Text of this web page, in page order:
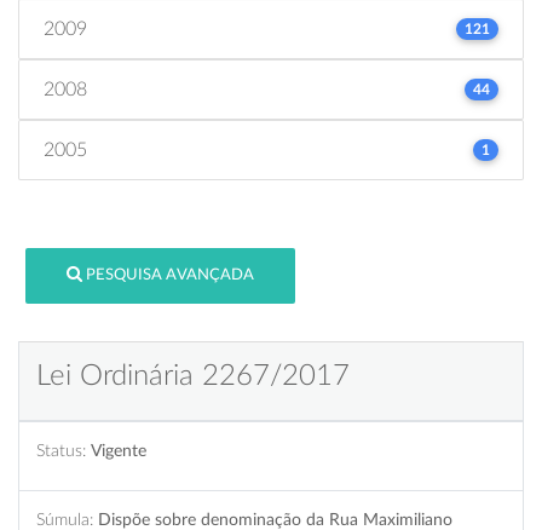
2009 121
2008 44
2005 1
PESQUISA AVANÇADA
Lei Ordinária 2267/2017
Status: Vigente
Súmula: Dispõe sobre denominação da Rua Maximiliano